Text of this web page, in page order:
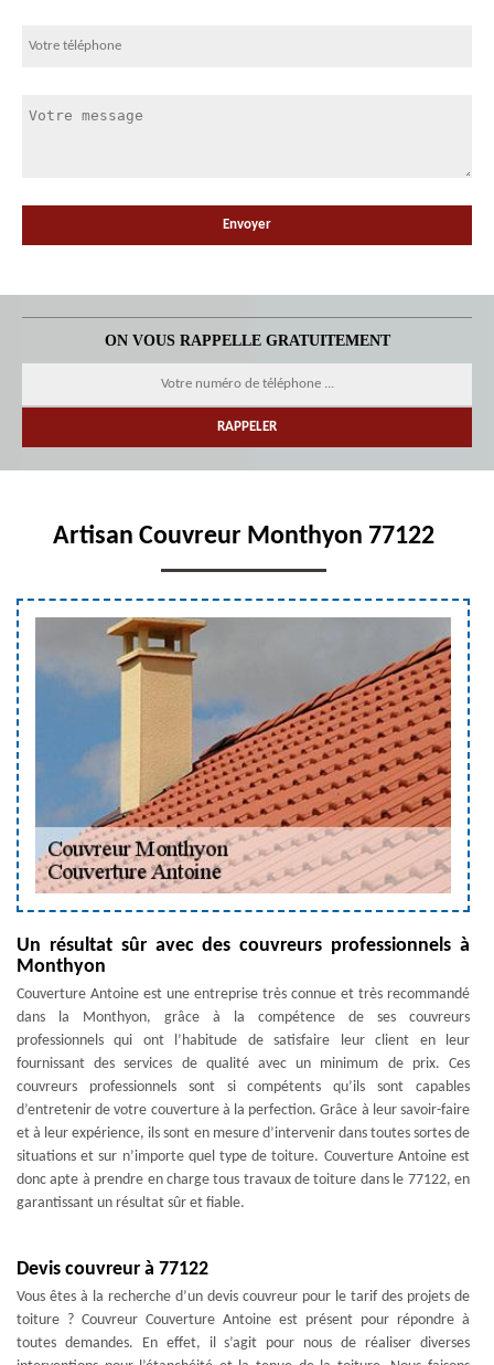
ON VOUS RAPPELLE GRATUITEMENT
Artisan Couvreur Monthyon 77122
Un résultat sûr avec des couvreurs professionnels à
Monthyon
Couverture Antoine est une entreprise très connue et très recommandé
dans la Monthyon, grâce à la compétence de ses couvreurs
professionnels qui ont l’habitude de satisfaire leur client en leur
fournissant des services de qualité avec un minimum de prix. Ces
couvreurs professionnels sont si compétents qu’ils sont capables
d’entretenir de votre couverture à la perfection. Grâce à leur savoir-faire
et à leur expérience, ils sont en mesure d’intervenir dans toutes sortes de
situations et sur n’importe quel type de toiture. Couverture Antoine est
donc apte à prendre en charge tous travaux de toiture dans le 77122, en
garantissant un résultat sûr et fiable.
Devis couvreur à 77122
Vous êtes à la recherche d’un devis couvreur pour le tarif des projets de
toiture ? Couvreur Couverture Antoine est présent pour répondre à
toutes demandes. En effet, il s’agit pour nous de réaliser diverses